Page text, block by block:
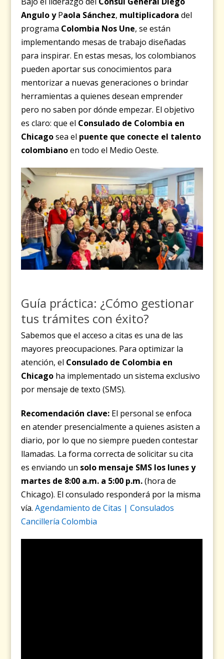
Angulo yPaola Sánchez, multiplicadora del
programa Colombia Nos Une, se están
implementando mesas de trabajo diseñadas
para inspirar. En estas mesas, los colombianos
pueden aportar sus conocimientos para
mentorizar a nuevas generaciones o brindar
herramientas a quienes desean emprender
pero no saben por dónde empezar. El objetivo
es claro: que el Consulado de Colombia en
Chicagosea el puente que conecte el talento
colombianoen todo el Medio Oeste.
Guía práctica: ¿Cómo gestionar
tus trámites con éxito?
Sabemos que el acceso a citas es una de las
mayores preocupaciones. Para optimizar la
atención, el Consulado de Colombia en
Chicago ha implementado un sistema exclusivo
por mensaje de texto (SMS).
Recomendación clave: El personal se enfoca
en atender presencialmente a quienes asisten a
diario, por lo que no siempre pueden contestar
llamadas. La forma correcta de solicitar su cita
es enviando un solo mensaje SMS los lunes y
martes de 8:00 a.m. a 5:00 p.m.(hora de
Chicago). El consulado responderá por la misma
vía.Agendamiento de Citas | Consulados
Cancillería Colombia